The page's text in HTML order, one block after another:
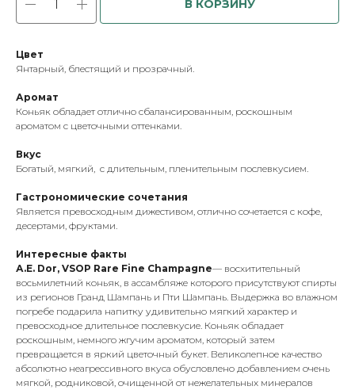
В КОРЗИНУ
Цвет
Янтарный, блестящий и прозрачный.
Аромат
Коньяк обладает отлично сбалансированным, роскошным
ароматом с цветочными оттенками.
Вкус
Богатый, мягкий, с длительным, пленительным послевкусием.
Гастрономические сочетания
Является превосходным дижестивом, отлично сочетается с кофе,
десертами, фруктами.
Интересные факты
А.Е. Dor, VSOP Rare Fine Champagne— восхитительный
восьмилетний коньяк, в ассамбляже которого присутствуют спирты
из регионов Гранд Шампань и Пти Шампань. Выдержка во влажном
погребе подарила напитку удивительно мягкий характер и
превосходное длительное послевкусие. Коньяк обладает
роскошным, немного жгучим ароматом, который затем
превращается в яркий цветочный букет. Великолепное качество
абсолютно неагрессивного вкуса обусловлено добавлением очень
мягкой, родниковой, очищенной от нежелательных минералов